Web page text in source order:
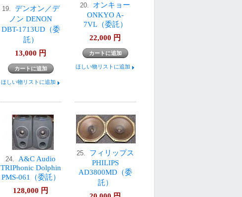
19. デンオン／デ
ノン DENON
DBT-1713UD（委
託）
13,000 円
ほしい物リストに追加
20. オンキョー
ONKYO A-
7VL（委託）
22,000 円
ほしい物リストに追加
24. A&C Audio
TRIPhonic Dolphin
PMS-061（委託）
128,000 円
25. フィリップス
PHILIPS
AD3800MD（委
託）